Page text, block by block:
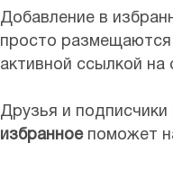
Добавление в
просто размещаются
активной ссылкой на
Друзья и подписчики
избранноепоможет